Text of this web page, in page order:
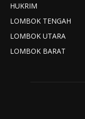
HUKRIM
LOMBOK TENGAH
LOMBOK UTARA
LOMBOK BARAT